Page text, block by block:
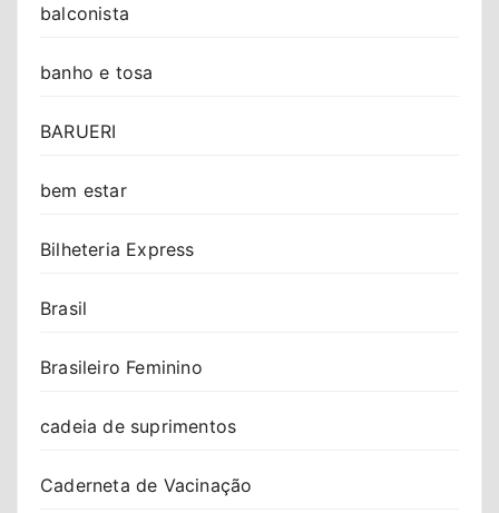
balconista
banho e tosa
BARUERI
bem estar
Bilheteria Express
Brasil
Brasileiro Feminino
cadeia de suprimentos
Caderneta de Vacinação